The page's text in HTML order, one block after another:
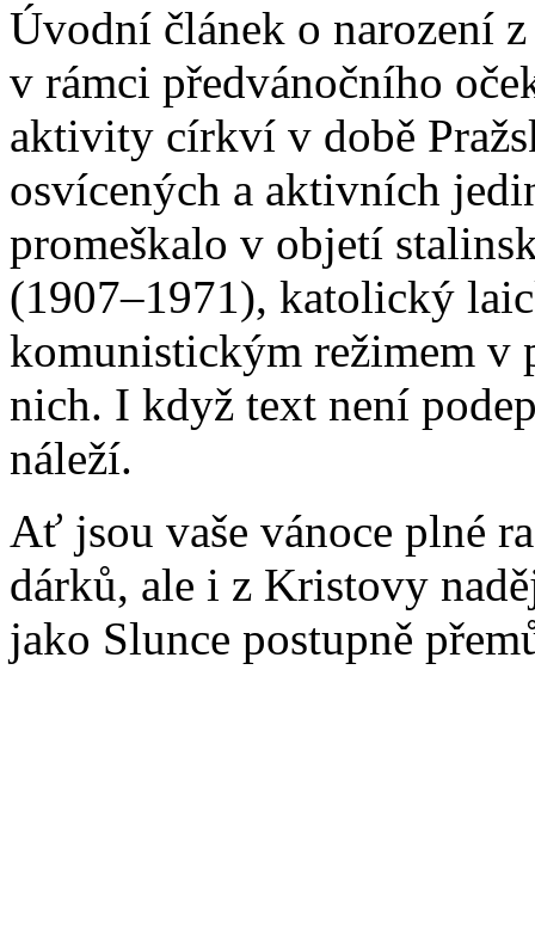
Úvodní článek o narození
v rámci předvánočního
aktivity církví v době
osvícených a aktivních
promeškalo v objetí
(1907–1971), katolický
komunistickým režimem v
nich. I když text není
náleží.
Ať jsou vaše vánoce plné
dárků, ale i z Kristovy
jako Slunce postupně